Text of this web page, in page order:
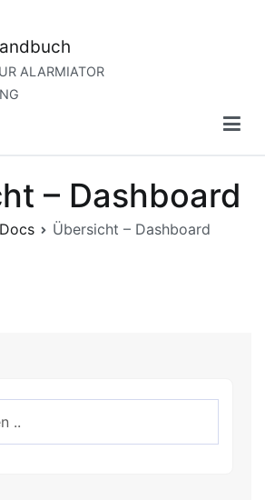
ALARMIATOR
– Dashboard
Docs Übersicht – Dashboard